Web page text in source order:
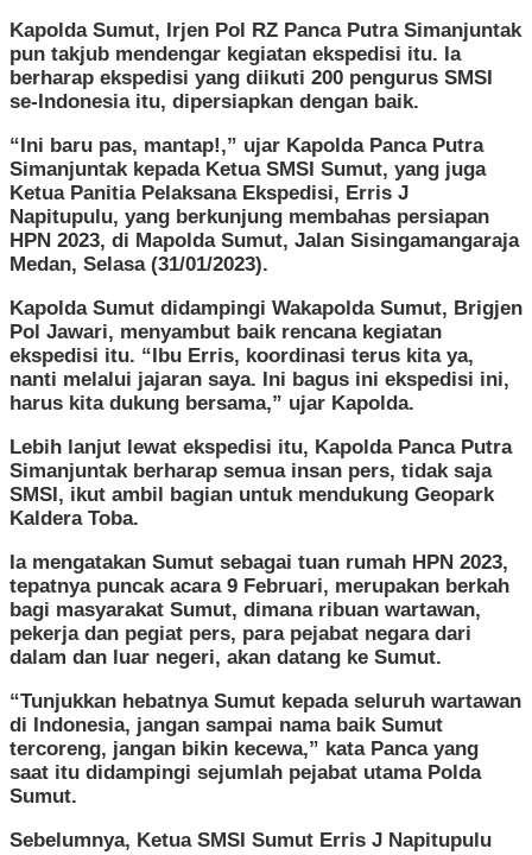
Kapolda Sumut, Irjen Pol RZ Panca Putra Simanjuntak
pun takjub mendengar kegiatan ekspedisi itu. Ia
berharap ekspedisi yang diikuti 200 pengurus SMSI
se-Indonesia itu, dipersiapkan dengan baik.
“Ini baru pas, mantap!,” ujar Kapolda Panca Putra
Simanjuntak kepada Ketua SMSI Sumut, yang juga
Ketua Panitia Pelaksana Ekspedisi, Erris J
Napitupulu, yang berkunjung membahas persiapan
HPN 2023, di Mapolda Sumut, Jalan Sisingamangaraja
Medan, Selasa (31/01/2023).
Kapolda Sumut didampingi Wakapolda Sumut, Brigjen
Pol Jawari, menyambut baik rencana kegiatan
ekspedisi itu. “Ibu Erris, koordinasi terus kita ya,
nanti melalui jajaran saya. Ini bagus ini ekspedisi ini,
harus kita dukung bersama,” ujar Kapolda.
Lebih lanjut lewat ekspedisi itu, Kapolda Panca Putra
Simanjuntak berharap semua insan pers, tidak saja
SMSI, ikut ambil bagian untuk mendukung Geopark
Kaldera Toba.
Ia mengatakan Sumut sebagai tuan rumah HPN 2023,
tepatnya puncak acara 9 Februari, merupakan berkah
bagi masyarakat Sumut, dimana ribuan wartawan,
pekerja dan pegiat pers, para pejabat negara dari
dalam dan luar negeri, akan datang ke Sumut.
“Tunjukkan hebatnya Sumut kepada seluruh wartawan
di Indonesia, jangan sampai nama baik Sumut
tercoreng, jangan bikin kecewa,” kata Panca yang
saat itu didampingi sejumlah pejabat utama Polda
Sumut.
Sebelumnya, Ketua SMSI Sumut Erris J Napitupulu